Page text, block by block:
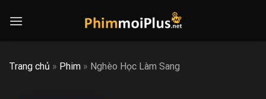
Trang chủ » Phim » Nghèo Học Làm Sang